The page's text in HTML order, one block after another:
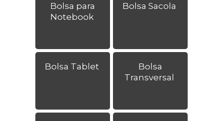
Bolsa para
Notebook
Bolsa Sacola
Bolsa Tablet
Bolsa
Transversal